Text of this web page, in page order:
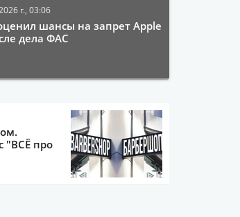
г., 03:06
шансы на запрет Apple
дела ФАС
"ВСЁ про